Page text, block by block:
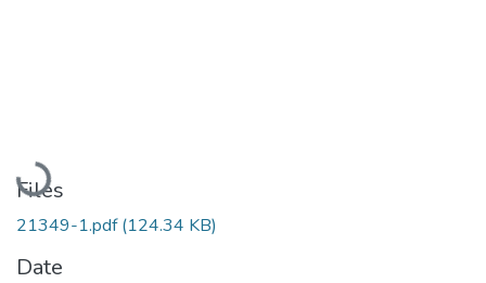
Loading...
Files
21349-1.pdf(124.34 KB)
Date